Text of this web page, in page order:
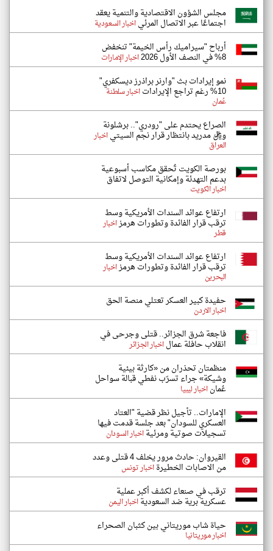
مجلس الشؤون الاقتصادية والتنمية يعقد
اجتماعًا عبر الاتصال المرئياخبار السعودية
أرباح "سيراميك رأس الخيمة" تنخفض
8% في النصف الأول 2026 اخبار الإمارات
نمو إيرادات بث "وارنر براذرز ديسكفري"
10% رغم تراجع الإيرادات اخبار سلطنة
عُمان
الصراع يحتدم على "رودري".. برشلونة
وريال مدريد بانتظار قرار نجم السيتياخبار
العراق
بورصة الكويت تُحقق مكاسب أسبوعية
بدعم التهدئة وإمكانية التوصل لاتفاق
اخبار الكويت
ارتفاع عوائد السندات الأمريكية وسط
ترقب قرار الفائدة وتطورات هرمزاخبار
قطر
ارتفاع عوائد السندات الأمريكية وسط
ترقب قرار الفائدة وتطورات هرمزاخبار
البحرين
حفيدة كبير العسكر تعتلي منصة الحق
اخبار الاردن
فاجعة شرق الجزائر.. قتلى وجرحى في
انقلاب حافلة عمالاخبار الجزائر
منظمتان تحذران من «كارثة بيئية
وشيكة» جراء تسرّب نفطي قبالة سواحل
عُماناخبار ليبيا
الإمارات.. تأجيل نظر قضية "العتاد
العسكري للسودان" بعد جلسة قدمت فيها
تسجيلات صوتية ومرئيةاخبار السودان
القيروان: حادث مرور يخلف 4 قتلى وعدد
من الاصابات الخطيرةاخبار تونس
ترقب في صنعاء لكشف أكبر عملية
عسكرية برية ضد السعوديةاخبار اليمن
حياة شاب موريتاني بين كثبان الصحراء
اخبار موريتانيا